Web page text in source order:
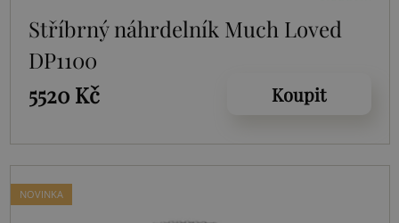
Stříbrný náhrdelník Much Loved
DP1100
5520 Kč
Koupit
NOVINKA